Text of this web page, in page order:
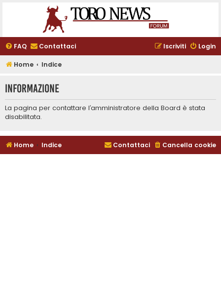
FAQ Contattaci Login
Iscriviti
Home Indice
Informazione
La pagina per contattare l’amministratore della Board è stata
disabilitata.
Home Indice Cancella cookie
Contattaci